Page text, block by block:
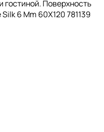
гостиной. Поверхность
6 Mm 60X120 781139